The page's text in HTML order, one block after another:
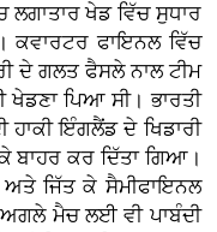
ਲਗਾਤਾਰ ਖੇਡ ਵਿੱਚ ਸੁਧਾਰ
ਕਵਾਰਟਰ ਫਾਇਨਲ ਵਿੱਚ
ਦੇ ਗਲਤ ਫੈਸਲੇ ਨਾਲ ਟੀਮ
ਖੇਡਣਾ ਪਿਆ ਸੀ। ਭਾਰਤੀ
ਹਾਕੀ ਇੰਗਲੈਂਡ ਦੇ ਖਿਡਾਰੀ
ਬਾਹਰ ਕਰ ਦਿੱਤਾ ਗਿਆ।
ਜਿੱਤ ਕੇ ਸੈਮੀਫਾਇਨਲ
ਅਗਲੇ ਮੈਚ ਲਈ ਵੀ ਪਾਬੰਦੀ